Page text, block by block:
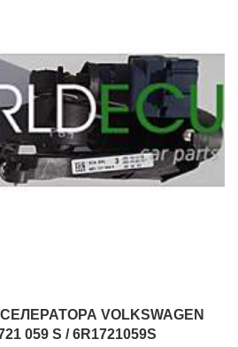
VOLKSWAGEN
059 S / 6R1721059S